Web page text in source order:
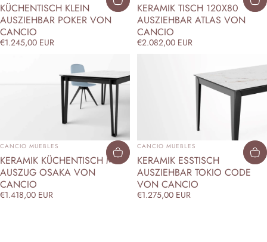
KÜCHENTISCH KLEIN
AUSZIEHBAR POKER VON
CANCIO
€1.245,00 EUR
KERAMIK TISCH 120X80
AUSZIEHBAR ATLAS VON
CANCIO
€2.082,00 EUR
ANBIETER:
CANCIO MUEBLES
KERAMIK KÜCHENTISCH MIT
AUSZUG OSAKA VON
CANCIO
€1.418,00 EUR
ANBIETER:
CANCIO MUEBLES
KERAMIK ESSTISCH
AUSZIEHBAR TOKIO CODE
VON CANCIO
€1.275,00 EUR